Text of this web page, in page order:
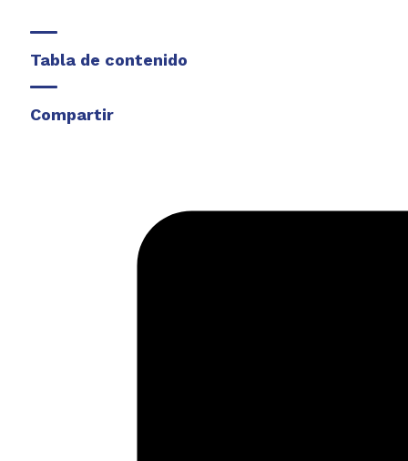
Tabla de contenido
Compartir